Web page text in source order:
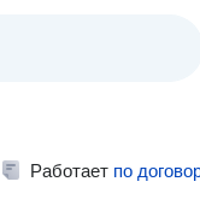
Работает по